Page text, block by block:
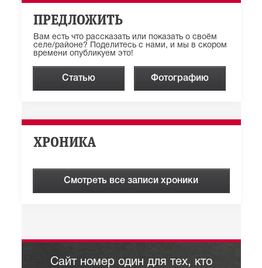
ПРЕДЛОЖИТЬ
Вам есть что рассказать или показать о своём
селе/районе? Поделитесь с нами, и мы в скором
времени опубликуем это!
Статью Фотографию
ХРОНИКА
Смотреть все записи хроники
Сайт номер один для тех, кто